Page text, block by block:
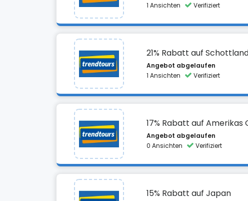
1 Ansichten
Verifiziert
21% Rabatt auf
Angebot abgelaufen
1 Ansichten
Verifiziert
17% Rabatt auf
Angebot abgelaufen
0 Ansichten
Verifiziert
15% Rabatt auf Japan